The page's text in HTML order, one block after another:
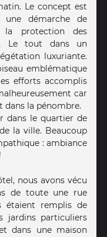
Le concept est
démarche de
la protection des
Le tout dans un
luxuriante.
emblématique
efforts accomplis
car
dans la pénombre.
dans le quartier de
la ville. Beaucoup
: ambiance
nous avons vécu
de toute une rue
étaient remplis de
jardins particuliers
dans une maison